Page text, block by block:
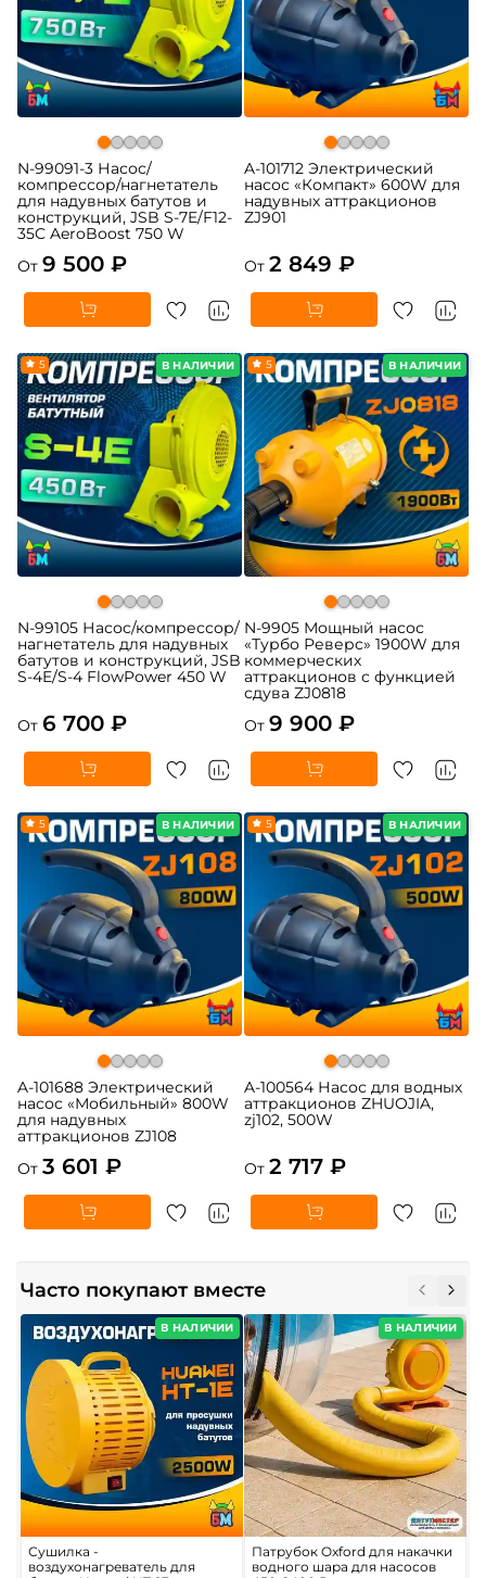
N-99091-3 Насос/
компрессор/нагнетатель
для надувных батутов и
конструкций, JSB S-7E/F12-
35C AeroBoost 750 W
От 9 500 ₽
A-101712 Электрический
насос «Компакт» 600W для
надувных аттракционов
ZJ901
От 2 849 ₽
В НАЛИЧИИ
5
N-99105 Насос/компрессор/
нагнетатель для надувных
батутов и конструкций, JSB
S-4E/S-4 FlowPower 450 W
От 6 700 ₽
В НАЛИЧИИ
5
N-9905 Мощный насос
«Турбо Реверс» 1900W для
коммерческих
аттракционов с функцией
сдува ZJ0818
От 9 900 ₽
В НАЛИЧИИ
5
A-101688 Электрический
насос «Мобильный» 800W
для надувных
аттракционов ZJ108
От 3 601 ₽
В НАЛИЧИИ
5
A-100564 Насос для водных
аттракционов ZHUOJIA,
zj102, 500W
От 2 717 ₽
Часто покупают вместе
В НАЛИЧИИ
Сушилка -
воздухонагреватель для
В НАЛИЧИИ
Патрубок Oxford для накачки
водного шара для насосов